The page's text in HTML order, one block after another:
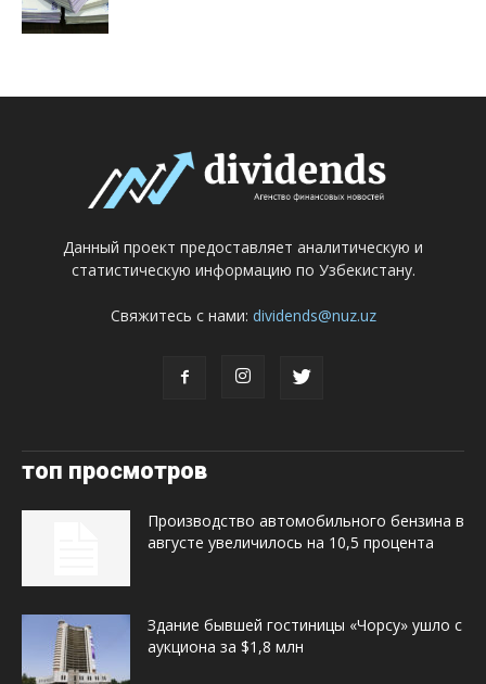
Данный проект предоставляет аналитическую и
статистическую информацию по Узбекистану.
Свяжитесь с нами: dividends@nuz.uz
топ просмотров
Производство автомобильного бензина в
августе увеличилось на 10,5 процента
Здание бывшей гостиницы «Чорсу» ушло с
аукциона за $1,8 млн